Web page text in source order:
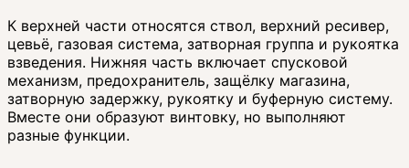
К верхней части относятся ствол, верхний ресивер,
цевьё, газовая система, затворная группа и рукоятка
взведения. Нижняя часть включает спусковой
механизм, предохранитель, защёлку магазина,
затворную задержку, рукоятку и буферную систему.
Вместе они образуют винтовку, но выполняют
разные функции.